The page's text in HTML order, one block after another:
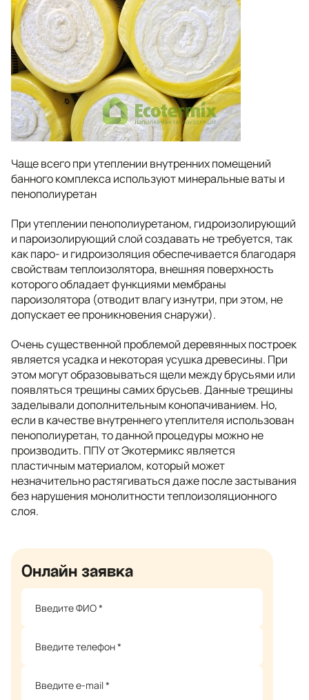
Чаще всего при утеплении внутренних помещений
банного комплекса используют минеральные ваты и
пенополиуретан
При утеплении пенополиуретаном, гидроизолирующий
и пароизолирующий слой создавать не требуется, так
как паро- и гидроизоляция обеспечивается благодаря
свойствам теплоизолятора, внешняя поверхность
которого обладает функциями мембраны
пароизолятора (отводит влагу изнутри, при этом, не
допускает ее проникновения снаружи).
Очень существенной проблемой деревянных построек
является усадка и некоторая усушка древесины. При
этом могут образовываться щели между брусьями или
появляться трещины самих брусьев. Данные трещины
заделывали дополнительным конопачиванием. Но,
если в качестве внутреннего утеплителя использован
пенополиуретан, то данной процедуры можно не
производить. ППУ от Экотермикс является
пластичным материалом, который может
незначительно растягиваться даже после застывания
без нарушения монолитности теплоизоляционного
слоя.
Онлайн заявка